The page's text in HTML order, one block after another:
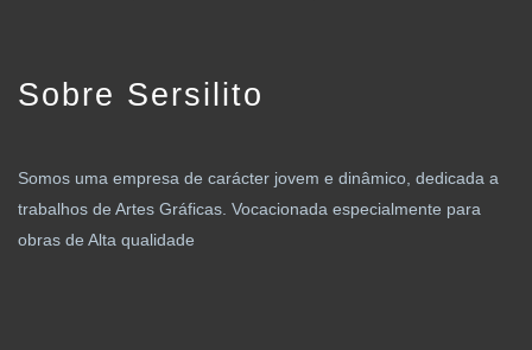
Sobre Sersilito
Somos uma empresa de carácter jovem e dinâmico, dedicada a
trabalhos de Artes Gráficas. Vocacionada especialmente para
obras de Alta qualidade